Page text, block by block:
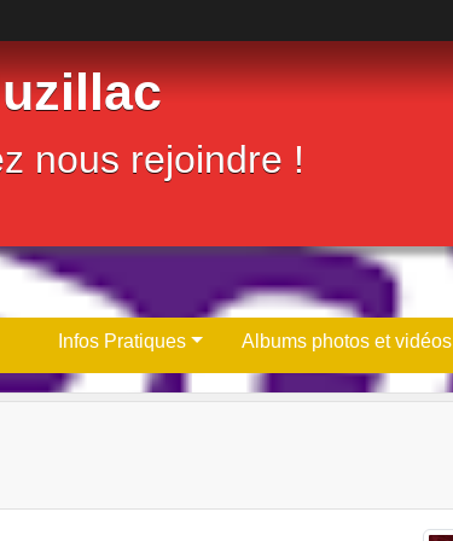
nous rejoindre !
Infos Pratiques Albums photos et vidéos